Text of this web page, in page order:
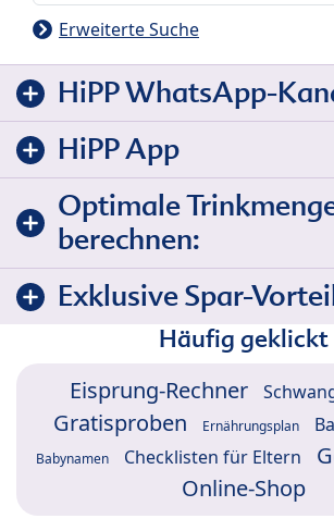
Erweiterte Suche
HiPP WhatsApp-
HiPP App
Optimale
berechnen:
Exklusive Spar-
Häufig geklickt
Eisprung-Rechner
Gratisproben Ernährungsplan
Babynamen Checklisten für Eltern
Online-Shop